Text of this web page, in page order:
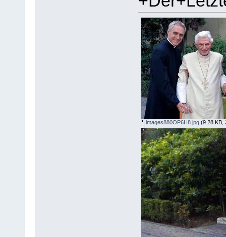
images880OP6H8.jpg (9.28 KB,